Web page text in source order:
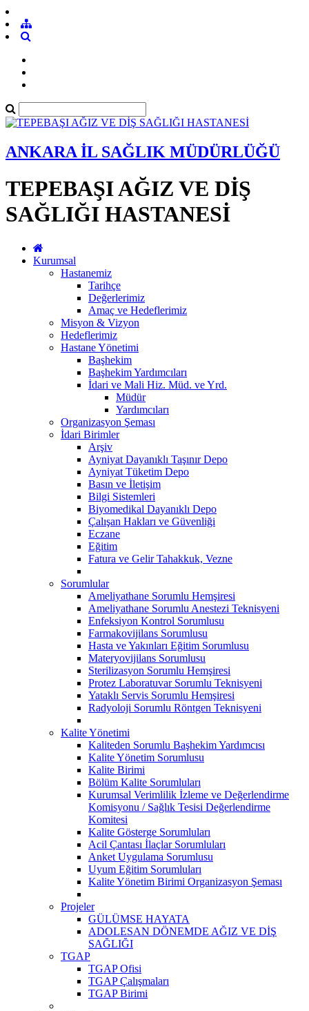
ANKARA İL SAĞLIK MÜDÜRLÜĞÜ
TEPEBAŞI AĞIZ VE DİŞ
SAĞLIĞI HASTANESİ
Kurumsal
Hastanemiz
Tarihçe
Değerlerimiz
Amaç ve Hedeflerimiz
Misyon & Vizyon
Hedeflerimiz
Hastane Yönetimi
Başhekim
Başhekim Yardımcıları
İdari ve Mali Hiz. Müd. ve Yrd.
Müdür
Yardımcıları
Organizasyon Şeması
İdari Birimler
Arşiv
Ayniyat Dayanıklı Taşınır Depo
Ayniyat Tüketim Depo
Basın ve İletişim
Bilgi Sistemleri
Biyomedikal Dayanıklı Depo
Çalışan Hakları ve Güvenliği
Eczane
Eğitim
Fatura ve Gelir Tahakkuk, Vezne
Sorumlular
Ameliyathane Sorumlu Hemşiresi
Ameliyathane Sorumlu Anestezi Teknisyeni
Enfeksiyon Kontrol Sorumlusu
Farmakovijilans Sorumlusu
Hasta ve Yakınları Eğitim Sorumlusu
Materyovijilans Sorumlusu
Sterilizasyon Sorumlu Hemşiresi
Protez Laboratuvar Sorumlu Teknisyeni
Yataklı Servis Sorumlu Hemşiresi
Radyoloji Sorumlu Röntgen Teknisyeni
Kalite Yönetimi
Kaliteden Sorumlu Başhekim Yardımcısı
Kalite Yönetim Sorumlusu
Kalite Birimi
Bölüm Kalite Sorumluları
Kurumsal Verimlilik İzleme ve Değerlendirme
Komisyonu / Sağlık Tesisi Değerlendirme
Komitesi
Kalite Gösterge Sorumluları
Acil Çantası İlaçlar Sorumluları
Anket Uygulama Sorumlusu
Uyum Eğitim Sorumluları
Kalite Yönetim Birimi Organizasyon Şeması
Projeler
GÜLÜMSE HAYATA
ADOLESAN DÖNEMDE AĞIZ VE DİŞ
SAĞLIĞI
TGAP
TGAP Ofisi
TGAP Çalışmaları
TGAP Birimi